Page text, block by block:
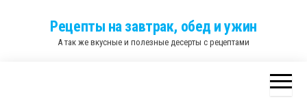
Рецепты на завтрак, обед и ужин
А так же вкусные и полезные десерты с рецептами